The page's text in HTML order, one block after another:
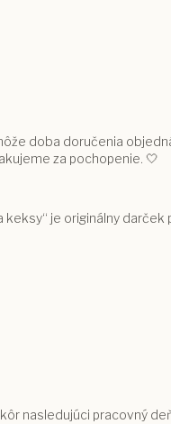
doba doručenia
za pochopenie. 🤍
je originálny
nasledujúci pracovný